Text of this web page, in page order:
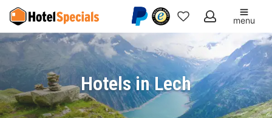
Meine
Favoriten
menu
Hotels in Lech